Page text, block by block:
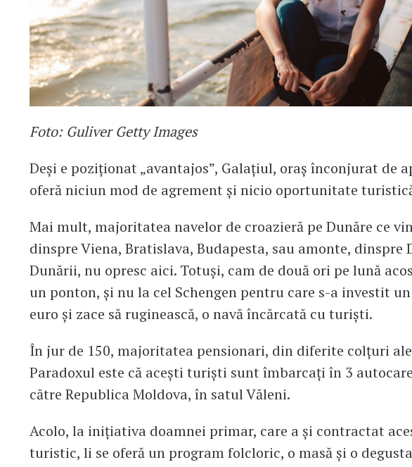
Foto: Guliver Getty Images
Deși e poziționat „avantajos”, Galațiul, oraș înconjurat de
oferă niciun mod de agrement și nicio oportunitate
Mai mult, majoritatea navelor de croazieră pe Dunăre ce
dinspre Viena, Bratislava, Budapesta, sau amonte, dinspre
Dunării, nu opresc aici. Totuși, cam de două ori pe lună
un ponton, și nu la cel Schengen pentru care s-a investit
euro și zace să ruginească, o navă încărcată cu turiști.
În jur de 150, majoritatea pensionari, din diferite colțuri
Paradoxul este că acești turiști sunt îmbarcați în 3
către Republica Moldova, în satul Văleni.
Acolo, la inițiativa doamnei primar, care a și contractat
turistic, li se oferă un program folcloric, o masă și o